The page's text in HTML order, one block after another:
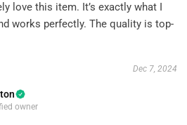
love this item. It’s exactly what I
works perfectly. The quality is top-
Dec 7, 2024
owner